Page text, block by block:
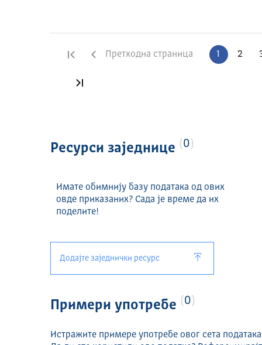
Прва страница
Претходна страница 1 2
Ресурси заједнице 0
Имате обимнију базу података од ових
овде приказаних? Сада је време да их
поделите!
Додајте заједнички ресурс
Примери употребе 0
Истражите примере употребе овог сета